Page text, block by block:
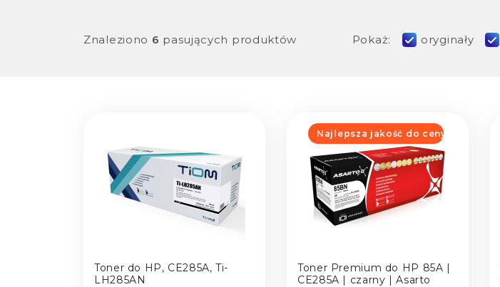
Znaleziono 6 pasujących produktów Pokaż: oryginały
Toner do HP, CE285A, Ti-
LH285AN
Najlepsza jakość do ceny
Toner Premium do HP 85A |
CE285A | czarny | Asarto